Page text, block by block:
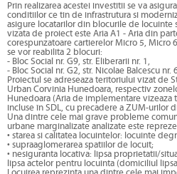
Prin realizarea acestei investitii se va
conditiilor ce tin de infrastrutura si
asigure locatarilor din blocurile de locuinte
vizata de proiect este Aria A1 - Aria din
corespunzatoare cartierelor Micro 5, Micro
se vor reabilita 2 blocuri:
- Bloc Social nr. G9, str. Eliberarii nr. 1,
- Bloc Social nr. G2, str. Nicolae Balcescu nr.
Proiectul se adreseaza teritoriului vizat de
Urban Corvinia Hunedoara, respectiv
Hunedoara (Aria de implementare
incluse în SDL, cu precadere a ZUM-urilor
Una dintre cele mai grave probleme
urbane marginalizate analizate este
• starea si calitatea locuintelor: locuinte
• supraaglomerarea spatiilor de locuit;
• nesiguranta locativa: lipsa proprietatii/
lipsa actelor pentru locuinta (domiciliul